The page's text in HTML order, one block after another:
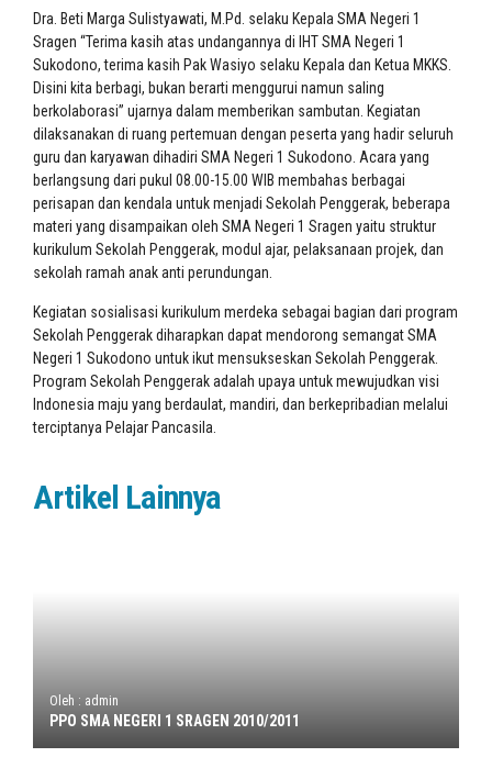
Dra. Beti Marga Sulistyawati, M.Pd. selaku Kepala SMA Negeri 1
Sragen “Terima kasih atas undangannya di IHT SMA Negeri 1
Sukodono, terima kasih Pak Wasiyo selaku Kepala dan Ketua MKKS.
Disini kita berbagi, bukan berarti menggurui namun saling
berkolaborasi” ujarnya dalam memberikan sambutan. Kegiatan
dilaksanakan di ruang pertemuan dengan peserta yang hadir seluruh
guru dan karyawan dihadiri SMA Negeri 1 Sukodono. Acara yang
berlangsung dari pukul 08.00-15.00 WIB membahas berbagai
perisapan dan kendala untuk menjadi Sekolah Penggerak, beberapa
materi yang disampaikan oleh SMA Negeri 1 Sragen yaitu struktur
kurikulum Sekolah Penggerak, modul ajar, pelaksanaan projek, dan
sekolah ramah anak anti perundungan.
Kegiatan sosialisasi kurikulum merdeka sebagai bagian dari program
Sekolah Penggerak diharapkan dapat mendorong semangat SMA
Negeri 1 Sukodono untuk ikut mensukseskan Sekolah Penggerak.
Program Sekolah Penggerak adalah upaya untuk mewujudkan visi
Indonesia maju yang berdaulat, mandiri, dan berkepribadian melalui
terciptanya Pelajar Pancasila.
Artikel Lainnya
Oleh : admin
PPO SMA NEGERI 1 SRAGEN 2010/2011